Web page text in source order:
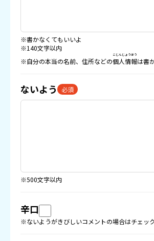
※書かなくてもいいよ
※140文字以内
※自分の本当の名前、住所などの個人情報
こじんじょうほう
は書
ないよう 必須
※500文字以内
辛口
※ないようがきびしいコメントの場合はチェッ